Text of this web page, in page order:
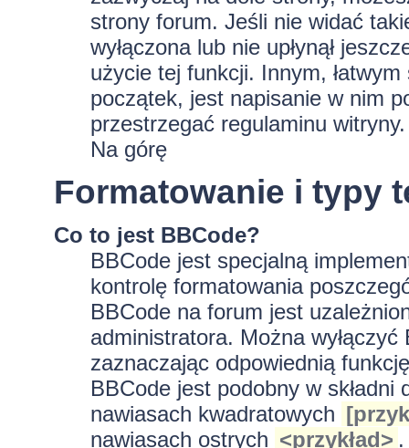
strony forum. Jeśli nie widać
wyłączona lub nie upłynął
użycie tej funkcji. Innym,
początek, jest napisanie w nim
przestrzegać regulaminu witryny.
Na górę
Formatowanie i typy
Co to jest BBCode?
BBCode jest specjalną
kontrolę formatowania
BBCode na forum jest
administratora. Można
zaznaczając odpowiednią
BBCode jest podobny w
nawiasach kwadratowych
nawiasach ostrych <przykład>